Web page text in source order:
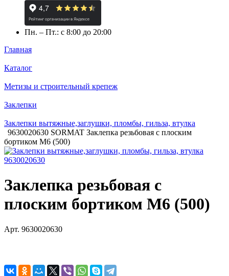
Пн. – Пт.: с 8:00 до 20:00
Главная
Каталог
Метизы и строительный крепеж
Заклепки
Заклепки вытяжные,заглушки, пломбы, гильза, втулка
9630020630 SORMAT Заклепка резьбовая с плоским
бортиком M6 (500)
Заклепка резьбовая с
плоским бортиком M6 (500)
Арт. 9630020630